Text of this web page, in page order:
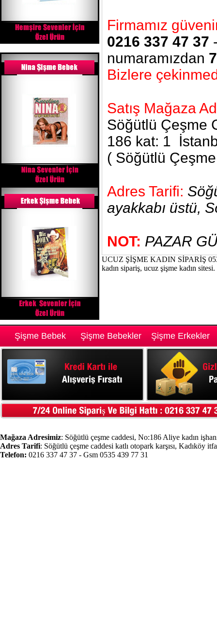
Firmamız
0216 337 47 37
numaramızdan 7
Bizlere
Satış Mağaza
Söğütlü Çeşme
186 kat: 1
( Söğütlü Çeşme
Adres Tarifi:
ayakkabı üstü,
NOT: PAZAR
UCUZ ŞİŞME KADIN SİPARİŞ
kadın sipariş, ucuz şişme kadın sitesi.
Şişme Bebek Şişme Bebekler Şişme Erkekler
Mağaza Adresimiz: Söğütlü çeşme caddesi, No:186 Aliye kadın
Adres Tarifi: Söğütlü çeşme caddesi katlı otopark karşısı, Kadıköy
Telefon: 0216 337 47 37 - Gsm 0535 439 77 31